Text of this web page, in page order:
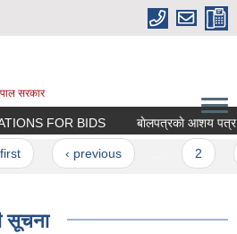
सरकार
FOR BIDS बाेलपत्रकाे आशय पत्र
‹ previous
सूचना